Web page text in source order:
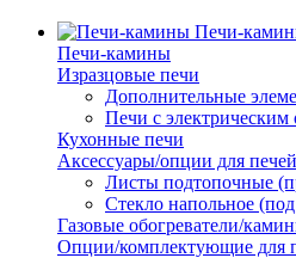
Печи-
Печи-камины
Изразцовые печи
Дополнительные
Печи с электрическим
Кухонные печи
Аксессуары/опции для
Листы подтопочные
Стекло напольное
Газовые обогреватели/
Опции/комплектующие для